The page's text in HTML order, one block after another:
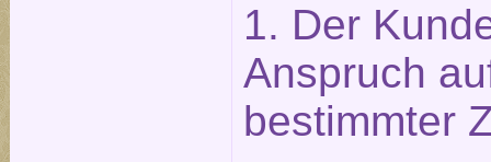
1. Der
Anspruch
bestimmter